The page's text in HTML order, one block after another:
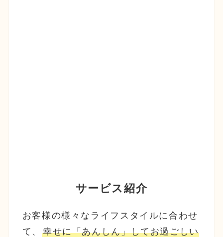
サービス紹介
お客様の様々なライフスタイルに合わせ
て、幸せに「あんしん」してお過ごしい